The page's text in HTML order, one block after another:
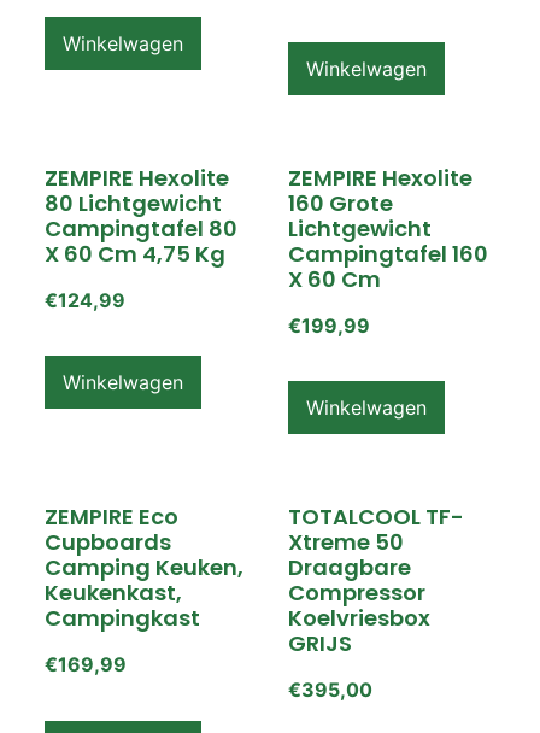
Winkelwagen
Winkelwagen
ZEMPIRE Hexolite
80 Lichtgewicht
Campingtafel 80
X 60 Cm 4,75 Kg
€124,99
Winkelwagen
ZEMPIRE Hexolite
160 Grote
Lichtgewicht
Campingtafel 160
X 60 Cm
€199,99
Winkelwagen
ZEMPIRE Eco
Cupboards
Camping Keuken,
Keukenkast,
Campingkast
€169,99
TOTALCOOL TF-
Xtreme 50
Draagbare
Compressor
Koelvriesbox
GRIJS
€395,00